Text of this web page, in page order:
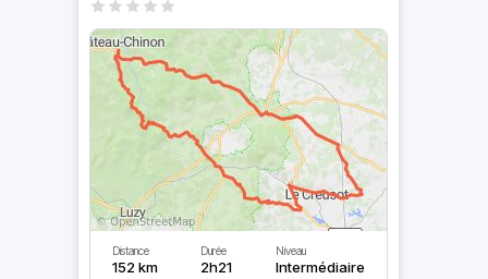
Distance
152 km
Durée
2h21
Niveau
Intermédiaire